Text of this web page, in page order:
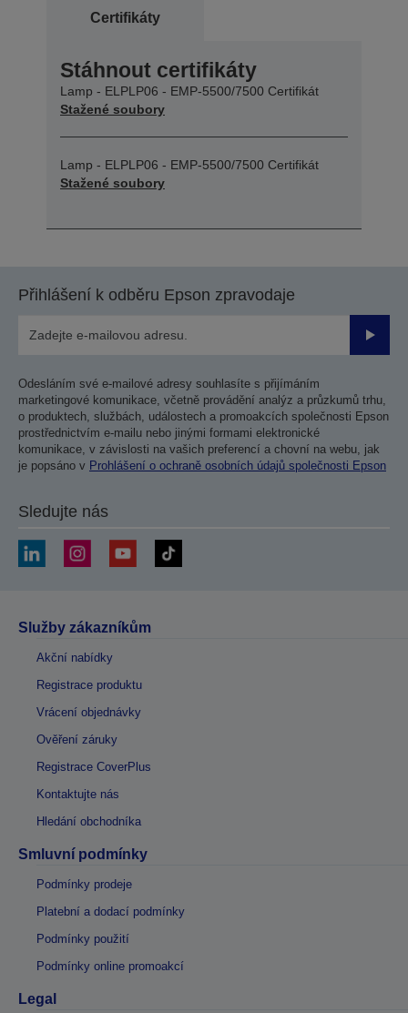
Certifikáty
Stáhnout certifikáty
Lamp - ELPLP06 - EMP-5500/7500 Certifikát
Stažené soubory
Lamp - ELPLP06 - EMP-5500/7500 Certifikát
Stažené soubory
Přihlášení k odběru Epson zpravodaje
Odesláním své e-mailové adresy souhlasíte s přijímáním
marketingové komunikace, včetně provádění analýz a průzkumů trhu,
o produktech, službách, událostech a promoakcích společnosti Epson
prostřednictvím e-mailu nebo jinými formami elektronické
komunikace, v závislosti na vašich preferencí a chovní na webu, jak
je popsáno v Prohlášení o ochraně osobních údajů společnosti Epson
Sledujte nás
Služby zákazníkům
Akční nabídky
Registrace produktu
Vrácení objednávky
Ověření záruky
Registrace CoverPlus
Kontaktujte nás
Hledání obchodníka
Smluvní podmínky
Podmínky prodeje
Platební a dodací podmínky
Podmínky použití
Podmínky online promoakcí
Legal